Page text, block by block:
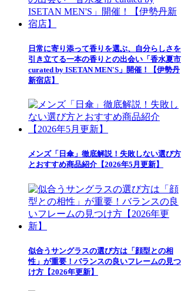
日常に寄り添って香りを選ぶ、自分らしさを
引き立てる一本の香りとの出会い「香水夏市
curated by ISETAN MEN'S」開催！【伊勢丹
新宿店】
メンズ「日傘」徹底解説！失敗しない選び方
とおすすめ商品紹介【2026年5月更新】
似合うサングラスの選び方は「顔型との相
性」が重要！バランスの良いフレームの見つ
け方【2026年更新】